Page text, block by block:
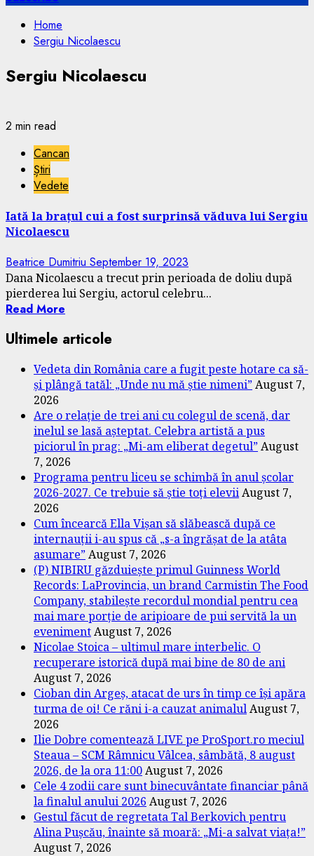
Home
Sergiu Nicolaescu
Sergiu Nicolaescu
2 min read
Cancan
Știri
Vedete
Iată la brațul cui a fost surprinsă văduva lui Sergiu
Nicolaescu
Beatrice Dumitriu September 19, 2023
Dana Nicolaescu a trecut prin perioada de doliu după
pierderea lui Sergiu, actorul celebru...
Read More
Ultimele articole
Vedeta din România care a fugit peste hotare ca să-
și plângă tatăl: „Unde nu mă știe nimeni”August 7,
2026
Are o relație de trei ani cu colegul de scenă, dar
inelul se lasă așteptat. Celebra artistă a pus
piciorul în prag: „Mi-am eliberat degetul”August
7, 2026
Programa pentru liceu se schimbă în anul școlar
2026-2027. Ce trebuie să știe toți eleviiAugust 7,
2026
Cum încearcă Ella Vișan să slăbească după ce
internauții i-au spus că „s-a îngrășat de la atâta
asumare”August 7, 2026
(P) NIBIRU găzduiește primul Guinness World
Records: LaProvincia, un brand Carmistin The Food
Company, stabilește recordul mondial pentru cea
mai mare porție de aripioare de pui servită la un
evenimentAugust 7, 2026
Nicolae Stoica – ultimul mare interbelic. O
recuperare istorică după mai bine de 80 de ani
August 7, 2026
Cioban din Argeș, atacat de urs în timp ce își apăra
turma de oi! Ce răni i-a cauzat animalulAugust 7,
2026
Ilie Dobre comentează LIVE pe ProSport.ro meciul
Steaua – SCM Râmnicu Vâlcea, sâmbătă, 8 august
2026, de la ora 11:00August 7, 2026
Cele 4 zodii care sunt binecuvântate financiar până
la finalul anului 2026 August 7, 2026
Gestul făcut de regretata Tal Berkovich pentru
Alina Pușcău, înainte să moară: „Mi-a salvat viața!”
August 7, 2026